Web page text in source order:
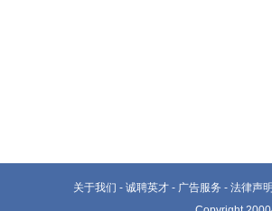
关于我们 - 诚聘英才 - 广告服务 - 法律声